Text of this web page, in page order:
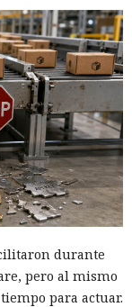
durante
pero al mismo
para actuar.